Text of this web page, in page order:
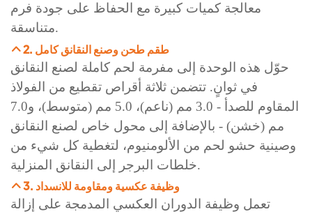
معالجة كميات كبيرة مع الحفاظ على جودة فرم
متناسقة.
2. طقم طحن وصنع النقانق كامل
حوّل هذه الوحدة إلى مفرمة لحم كاملة لصنع النقانق
في ثوانٍ. تتضمن ثلاثة أقراص تقطيع من الفولاذ
المقاوم للصدأ - 3.0 مم (ناعم)، 5.0 مم (متوسط)، و7.0
مم (خشن) - بالإضافة إلى محول خاص لصنع النقانق
وصينية حشو لحم من الألومنيوم، لتغطية كل شيء من
خلطات البرجر إلى النقانق المنزلية.
3. وظيفة عكسية ومقاومة للانسداد
تعمل وظيفة الدوران العكسي المدمجة على إزالة